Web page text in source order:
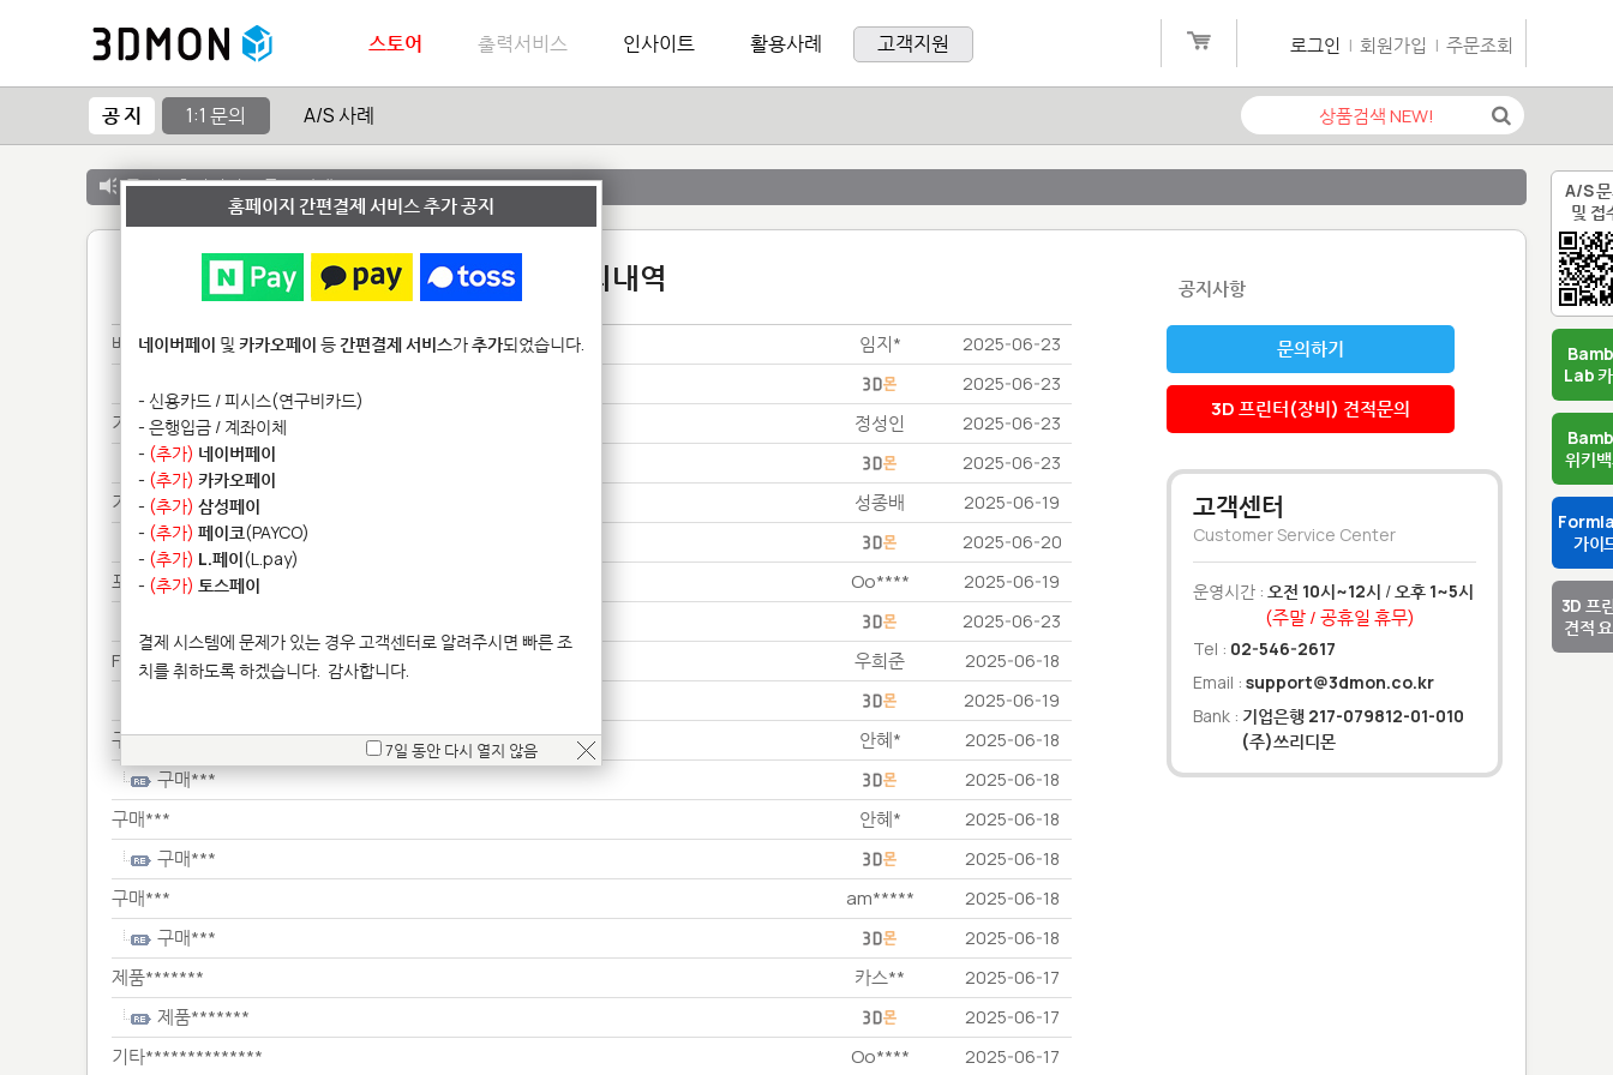
A/S
및 접
Lab
위키
가이
3D 프
견적
스토어 출력서비스 인사이트 활용사례 고객지원 로그인 | 회원가입 | 주문조회
공 지 1:1 문의 A/S 사례
공 지 :출력서비스 종료 안내
1:1 문의내역
배송*** 임지* 2025-06-23
2025-06-23
기타************** 정성인 2025-06-23
기타************** 2025-06-23
기타************** 성종배 2025-06-19
기타************** 2025-06-20
포인******* Oo**** 2025-06-19
2025-06-23
Fo******************** 우희준 2025-06-18
2025-06-19
구매*** 안혜* 2025-06-18
구매*** 2025-06-18
구매*** 안혜* 2025-06-18
구매*** 2025-06-18
구매*** am***** 2025-06-18
구매*** 2025-06-18
제품******* 카스** 2025-06-17
제품******* 2025-06-17
기타************** Oo**** 2025-06-17
공지사항
문의하기
3D 프린터(장비) 견적문의
고객센터
Customer Service Center
운영시간 : 오전 10시~12시 /오후 1~5시
(주말 / 공휴일 휴무)
Tel : 02-546-2617
Email : support@3dmon.co.kr
Bank : 기업은행 217-079812-01-010
(주)쓰리디몬
홈페이지 간편결제 서비스 추가 공지
네이버페이 및 카카오페이 등간편결제 서비스가추가되었습니다.
- 신용카드 / 피시스(연구비카드)
- 은행입금 / 계좌이체
- (추가) 네이버페이
- (추가) 카카오페이
- (추가) 삼성페이
- (추가) 페이코(PAYCO)
- (추가) L.페이(L.pay)
- (추가) 토스페이
결제 시스템에 문제가 있는 경우 고객센터로 알려주시면 빠른 조
치를 취하도록 하겠습니다. 감사합니다.
7일 동안 다시 열지 않음